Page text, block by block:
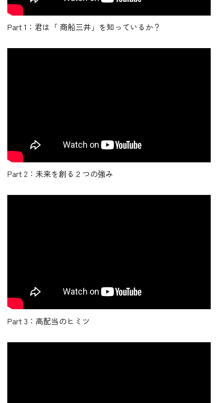
Part 1：君は「 商船三井」を知っているか？
Part 2：未来を創る２つの強み
Part 3：高配当のヒミツ